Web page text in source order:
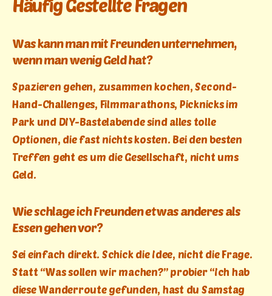
Häufig Gestellte Fragen
Was kann man mit Freunden unternehmen,
wenn man wenig Geld hat?
Spazieren gehen, zusammen kochen, Second-
Hand-Challenges, Filmmarathons, Picknicks im
Park und DIY-Bastelabende sind alles tolle
Optionen, die fast nichts kosten. Bei den besten
Treffen geht es um die Gesellschaft, nicht ums
Geld.
Wie schlage ich Freunden etwas anderes als
Essen gehen vor?
Sei einfach direkt. Schick die Idee, nicht die Frage.
Statt “Was sollen wir machen?” probier “Ich hab
diese Wanderroute gefunden, hast du Samstag